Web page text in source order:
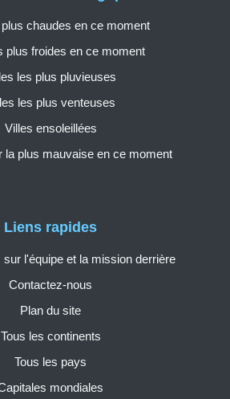
Liens rapides
l'équipe et la mission derrière
Contactez-nous
Plan du site
Tous les continents
Tous les pays
mondiales
chaudes en ce moment
plus froides en ce moment
les plus pluvieuses
les plus venteuses
Villes ensoleillées
la plus mauvaise en ce moment